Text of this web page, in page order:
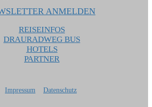
ANMELDEN
REISEINFOS
DRAURADWEG BUS
HOTELS
PARTNER
Impressum Datenschutz